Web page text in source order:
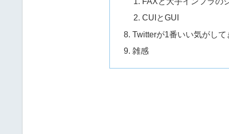
CUIとGUI
Twitterが1番いい気がして
雑感